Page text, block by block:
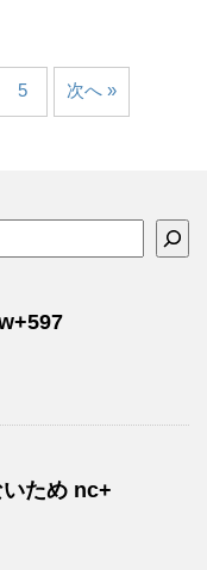
5 次へ »
ため nc+